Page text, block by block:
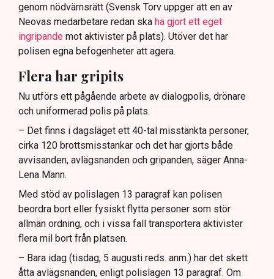
genom nödvärnsrätt (Svensk Torv uppger att en av
Neovas medarbetare redan ska ha gjort ett eget
ingripande mot aktivister på plats). Utöver det har
polisen egna befogenheter att agera.
Flera har gripits
Nu utförs ett pågående arbete av dialogpolis, drönare
och uniformerad polis på plats.
– Det finns i dagsläget ett 40-tal misstänkta personer,
cirka 120 brottsmisstankar och det har gjorts både
avvisanden, avlägsnanden och gripanden, säger Anna-
Lena Mann.
Med stöd av polislagen 13 paragraf kan polisen
beordra bort eller fysiskt flytta personer som stör
allmän ordning, och i vissa fall transportera aktivister
flera mil bort från platsen.
– Bara idag (tisdag, 5 augusti reds. anm.) har det skett
åtta avlägsnanden, enligt polislagen 13 paragraf. Om